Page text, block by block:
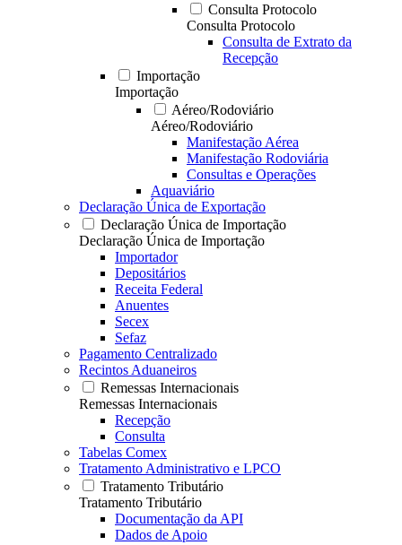
Consulta Protocolo
Consulta Protocolo
Consulta de Extrato da
Recepção
Importação
Importação
Aéreo/Rodoviário
Aéreo/Rodoviário
Manifestação Aérea
Manifestação Rodoviária
Consultas e Operações
Aquaviário
Declaração Única de Exportação
Declaração Única de Importação
Declaração Única de Importação
Importador
Depositários
Receita Federal
Anuentes
Secex
Sefaz
Pagamento Centralizado
Recintos Aduaneiros
Remessas Internacionais
Remessas Internacionais
Recepção
Consulta
Tabelas Comex
Tratamento Administrativo e LPCO
Tratamento Tributário
Tratamento Tributário
Documentação da API
Dados de Apoio